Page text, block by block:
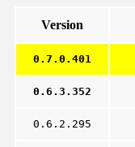
Version
0.7.0.401
0.6.3.352
0.6.2.295